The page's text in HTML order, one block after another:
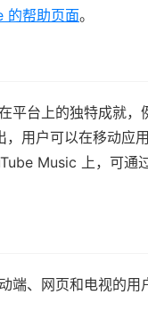
的帮助页面。
平台上的独特成就
用户可以在移动应
Music 上，可通
端、网页和电视的